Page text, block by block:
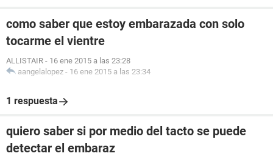
como saber que estoy embarazada con solo
tocarme el vientre
ALLISTAIR - 16 ene 2015 a las 23:28
aangelalopez - 16 ene 2015 a las 23:34
1 respuesta
quiero saber si por medio del tacto se puede
detectar el embaraz